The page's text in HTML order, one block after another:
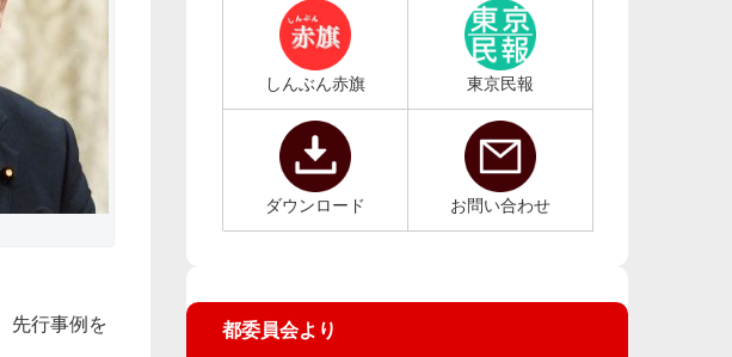
先行事例を
しんぶん赤旗 東京民報
ダウンロード お問い合わせ
都委員会より